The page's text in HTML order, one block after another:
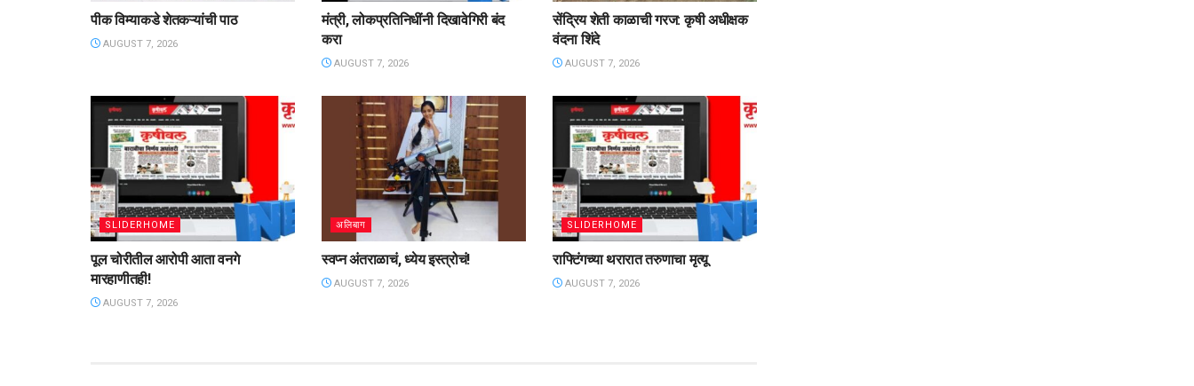
पीक विम्याकडे शेतकऱ्यांची पाठ
AUGUST 7, 2026
मंत्री, लोकप्रतिनिधींनी दिखावेगिरी बंद
करा
AUGUST 7, 2026
सेंद्रिय शेती काळाची गरज: कृषी अधीक्षक
वंदना शिंदे
AUGUST 7, 2026
SLIDERHOME
पूल चोरीतील आरोपी आता वनगे
मारहाणीतही!
AUGUST 7, 2026
अलिबाग
स्वप्न अंतराळाचं, ध्येय इस्त्रोचं!
AUGUST 7, 2026
SLIDERHOME
राफ्टिंगच्या थरारात तरुणाचा मृत्यू
AUGUST 7, 2026